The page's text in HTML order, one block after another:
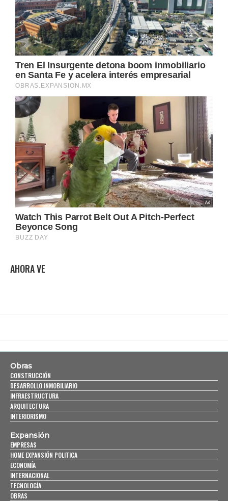
AHORA VE
Obras
CONSTRUCCIÓN
DESARROLLO INMOBILIARIO
INFRAESTRUCTURA
ARQUITECTURA
INTERIORISMO
Expansión
EMPRESAS
HOME EXPANSIÓN POLITICA
ECONOMÍA
INTERNACIONAL
TECNOLOGÍA
OBRAS